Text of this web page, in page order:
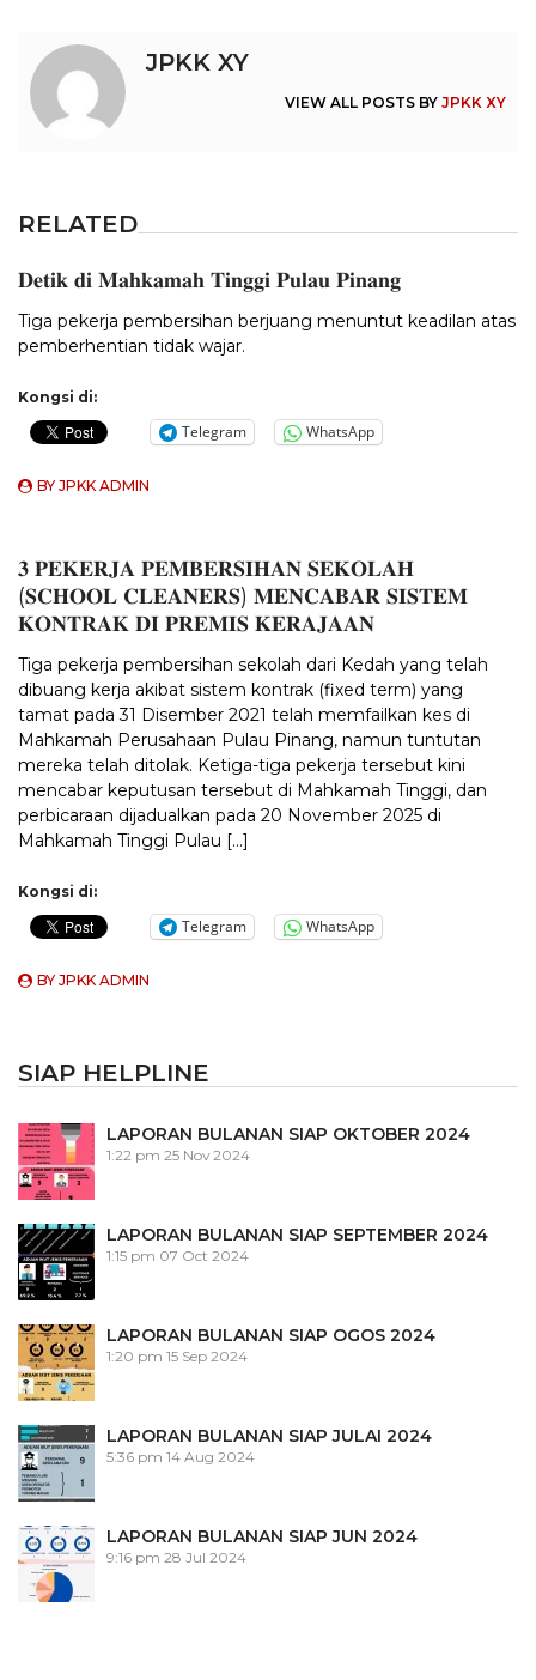
JPKK XY
VIEW ALL POSTS BY JPKK XY
RELATED
𝐃𝐞𝐭𝐢𝐤 𝐝𝐢 𝐌𝐚𝐡𝐤𝐚𝐦𝐚𝐡 𝐓𝐢𝐧𝐠𝐠𝐢 𝐏𝐮𝐥𝐚𝐮 𝐏𝐢𝐧𝐚𝐧𝐠
Tiga pekerja pembersihan berjuang menuntut keadilan atas
pemberhentian tidak wajar.
Kongsi di:
Telegram WhatsApp
BYJPKK ADMIN
𝟑 𝐏𝐄𝐊𝐄𝐑𝐉𝐀 𝐏𝐄𝐌𝐁𝐄𝐑𝐒𝐈𝐇𝐀𝐍 𝐒𝐄𝐊𝐎𝐋𝐀𝐇
(𝐒𝐂𝐇𝐎𝐎𝐋 𝐂𝐋𝐄𝐀𝐍𝐄𝐑𝐒) 𝐌𝐄𝐍𝐂𝐀𝐁𝐀𝐑 𝐒𝐈𝐒𝐓𝐄𝐌
𝐊𝐎𝐍𝐓𝐑𝐀𝐊 𝐃𝐈 𝐏𝐑𝐄𝐌𝐈𝐒 𝐊𝐄𝐑𝐀𝐉𝐀𝐀𝐍
Tiga pekerja pembersihan sekolah dari Kedah yang telah
dibuang kerja akibat sistem kontrak (fixed term) yang
tamat pada 31 Disember 2021 telah memfailkan kes di
Mahkamah Perusahaan Pulau Pinang, namun tuntutan
mereka telah ditolak. Ketiga-tiga pekerja tersebut kini
mencabar keputusan tersebut di Mahkamah Tinggi, dan
perbicaraan dijadualkan pada 20 November 2025 di
Mahkamah Tinggi Pulau […]
Kongsi di:
Telegram WhatsApp
BYJPKK ADMIN
SIAP HELPLINE
LAPORAN BULANAN SIAP OKTOBER 2024
1:22 pm 25 Nov 2024
LAPORAN BULANAN SIAP SEPTEMBER 2024
1:15 pm 07 Oct 2024
LAPORAN BULANAN SIAP OGOS 2024
1:20 pm 15 Sep 2024
LAPORAN BULANAN SIAP JULAI 2024
5:36 pm 14 Aug 2024
LAPORAN BULANAN SIAP JUN 2024
9:16 pm 28 Jul 2024